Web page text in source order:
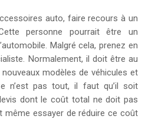
auto, faire recours à un
personne pourrait être un
Malgré cela, prenez en
Normalement, il doit être au
modèles de véhicules et
n’est pas tout, il faut qu’il soit
dont le coût total ne doit pas
même essayer de réduire ce coût